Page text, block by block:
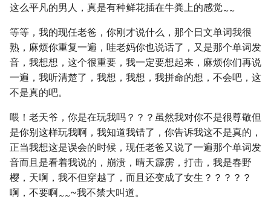
这么平凡的男人，真是有种鲜花插在牛粪上的感觉~~
等等，我的现任老爸，你刚才说什么，那个日文单词我很
熟，麻烦你重复一遍，哇老妈你也说话了，又是那个单词发
音，我想想，这个很重要，我一定要想起来，麻烦你们再说
一遍，我听清楚了，我想，我想，我拼命的想，不会吧，这
不是真的吧。
喂！老天爷，你是在玩我吗？？？虽然我对你不是很尊敬但
是你别这样玩我啊，我知道我错了，你告诉我这不是真的，
正当我想这是误会的时候，现任老爸又说了一遍那个单词发
音而且是看着我说的，崩溃，晴天霹雳，打击，我是春野
樱，天啊，我不但穿越了，而且还变成了女生？？？？？
啊，不要啊~~~我不禁大叫道。